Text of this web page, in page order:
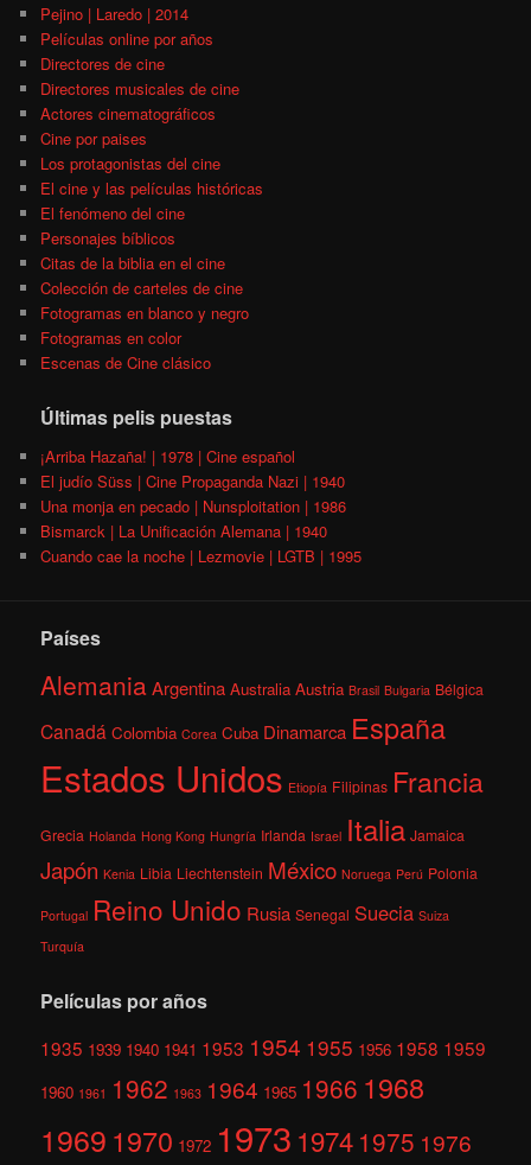
Pejino | Laredo | 2014
Películas online por años
Directores de cine
Directores musicales de cine
Actores cinematográficos
Cine por paises
Los protagonistas del cine
El cine y las películas históricas
El fenómeno del cine
Personajes bíblicos
Citas de la biblia en el cine
Colección de carteles de cine
Fotogramas en blanco y negro
Fotogramas en color
Escenas de Cine clásico
Últimas pelis puestas
¡Arriba Hazaña! | 1978 | Cine español
El judío Süss | Cine Propaganda Nazi | 1940
Una monja en pecado | Nunsploitation | 1986
Bismarck | La Unificación Alemana | 1940
Cuando cae la noche | Lezmovie | LGTB | 1995
Países
AlemaniaArgentina Australia Austria Brasil Bulgaria Bélgica
Canadá Colombia Corea Cuba Dinamarca España
Estados Unidos Etiopía Filipinas Francia
Grecia Holanda Hong Kong Hungría Irlanda Israel Italia Jamaica
Japón Kenia Libia Liechtenstein México Noruega Perú Polonia
Portugal Reino Unido Rusia Senegal Suecia Suiza
Turquía
Películas por años
1935 1939 1940 1941 1953 1954 1955 1956 1958 1959
1960 1961 1962 1963 1964 1965 1966 1968
1969 1970 1972 1973 1974 1975 1976